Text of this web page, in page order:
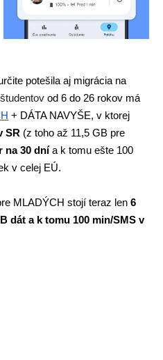
potešila aj migrácia na
od 6 do 26 rokov má
+ DÁTA NAVYŠE, v ktorej
SR (z toho až 11,5 GB pre
na 30 dní a k tomu ešte 100
v celej EÚ.
MLADÝCH stojí teraz len 6
dát a k tomu 100 min/SMS v